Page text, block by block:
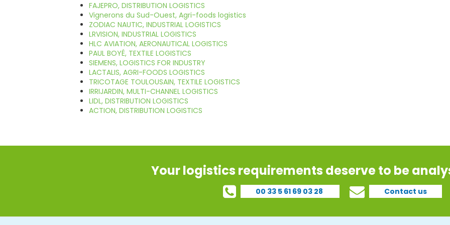
FAJEPRO, DISTRIBUTION LOGISTICS
Vignerons du Sud-Ouest, Agri-foods logistics
ZODIAC NAUTIC, INDUSTRIAL LOGISTICS
LRVISION, INDUSTRIAL LOGISTICS
HLC AVIATION, AERONAUTICAL LOGISTICS
PAUL BOYÉ, TEXTILE LOGISTICS
SIEMENS, LOGISTICS FOR INDUSTRY
LACTALIS, AGRI-FOODS LOGISTICS
TRICOTAGE TOULOUSAIN, TEXTILE LOGISTICS
IRRIJARDIN, MULTI-CHANNEL LOGISTICS
LIDL, DISTRIBUTION LOGISTICS
ACTION, DISTRIBUTION LOGISTICS
Your logistics requirements deserve to be
00 33 5 61 69 03 28 Contact us